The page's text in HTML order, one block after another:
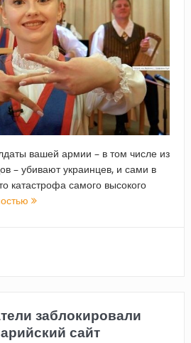
вашей армии – в том числе из
– убивают украинцев, и сами в
катастрофа самого высокого
заблокировали
сайт